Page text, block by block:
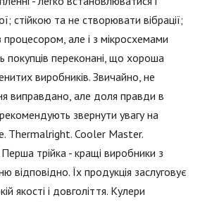
стійкою та не створювати вібрації;
процесором, але і з мікросхемами
покупців переконані, що хороша
виробників. Звичайно, не
виправдано, але доля правди в
звернути увагу на
Thermalright. Cooler Master.
трійка - кращі виробники з
відповідно. Їх продукція заслуговує
якості і довголіття. Кулери